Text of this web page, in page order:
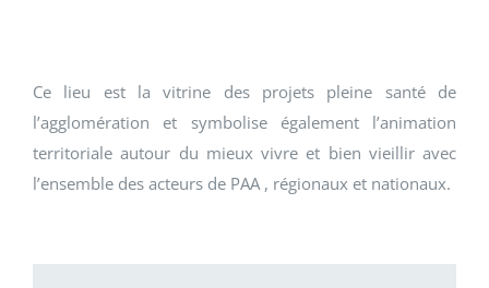
Ce lieu est la vitrine des projets pleine santé de
l’agglomération et symbolise également l’animation
territoriale autour du mieux vivre et bien vieillir avec
l’ensemble des acteurs de PAA , régionaux et nationaux.